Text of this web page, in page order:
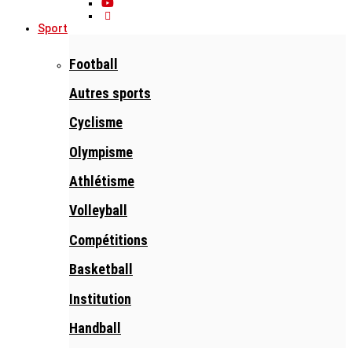
Sport
Football
Autres sports
Cyclisme
Olympisme
Athlétisme
Volleyball
Compétitions
Basketball
Institution
Handball